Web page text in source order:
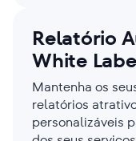
Relatório
White
Mantenha os
relatórios
personalizáveis